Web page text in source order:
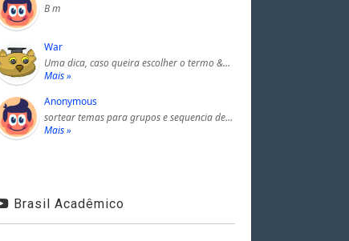
B m
War
Uma dica, caso queira escolher o termo &…
Mais »
Anonymous
sortear temas para grupos e sequencia de…
Mais »
Brasil Acadêmico